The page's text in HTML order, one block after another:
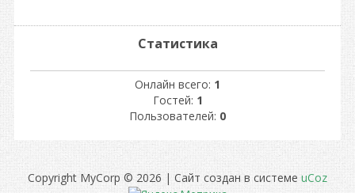
Статистика
Онлайн всего: 1
Гостей: 1
Пользователей: 0
Copyright MyCorp © 2026|Сайт создан в системеuCoz